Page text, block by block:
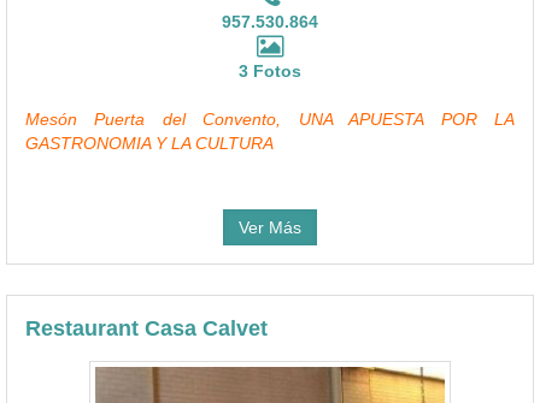
957.530.864
3 Fotos
Mesón Puerta del Convento, UNA APUESTA POR LA
GASTRONOMIA Y LA CULTURA
Ver Más
Restaurant Casa Calvet